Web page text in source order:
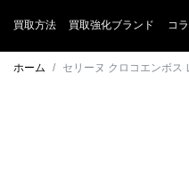
買取方法 買取強化ブランド コ
ホーム セリーヌ クロコエンボス